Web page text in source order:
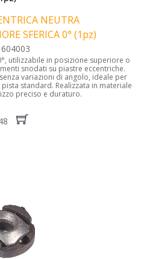
NEUTRA
SFERICA 0° (1pz)
utilizzabile in posizione superiore o
snodati su piastre eccentriche.
variazioni di angolo, ideale per
standard. Realizzata in materiale
preciso e duraturo.